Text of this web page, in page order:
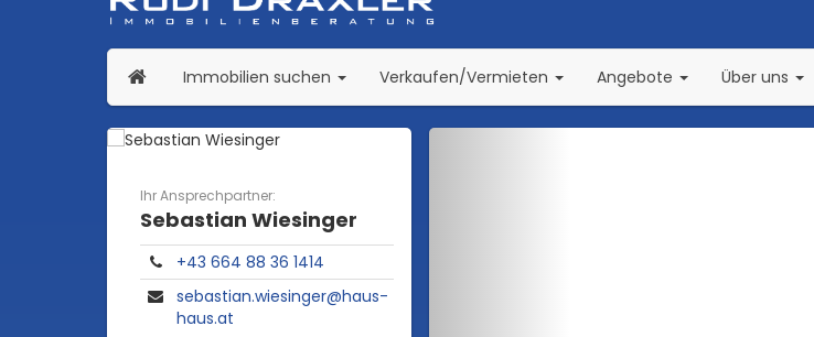
Immobilien suchen (current)Verkaufen/Vermieten (current)Angebote Über uns
Ihr Ansprechpartner:
Sebastian Wiesinger
+43 664 88 36 1414
sebastian.wiesinger@haus-
haus.at